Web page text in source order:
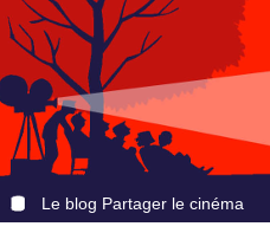
Le blog Partager le cinéma